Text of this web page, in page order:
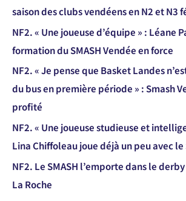
saison des clubs vendéens en N2 et N3
NF2. « Une joueuse d’équipe » : Léane
formation du SMASH Vendée en force
NF2. « Je pense que Basket Landes
du bus en première période » : Smash
profité
NF2. « Une joueuse studieuse et
Lina Chiffoleau joue déjà un peu avec le
NF2. Le SMASH l’emporte dans le
La Roche